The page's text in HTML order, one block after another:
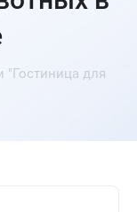
"Гостиница для